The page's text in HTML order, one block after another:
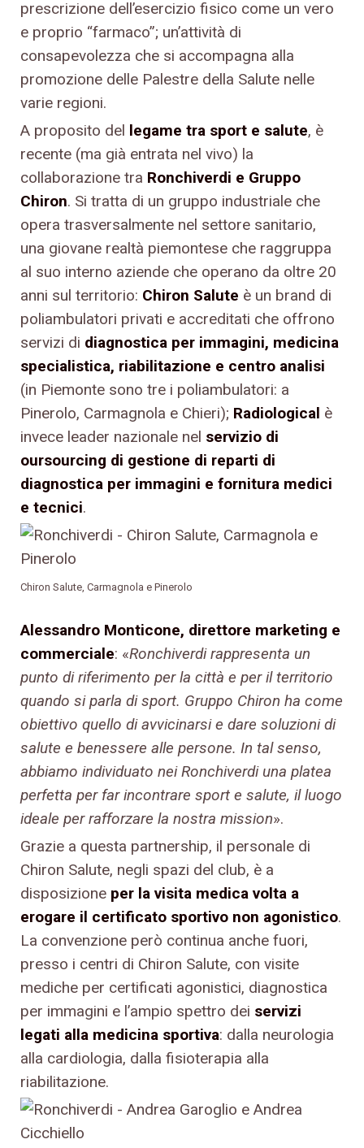
prescrizione dell’esercizio fisico come un vero
e proprio “farmaco”; un’attività di
consapevolezza che si accompagna alla
promozione delle Palestre della Salute nelle
varie regioni.
A proposito del legame tra sport e salute, è
recente (ma già entrata nel vivo) la
collaborazione tra Ronchiverdi e Gruppo
Chiron. Si tratta di un gruppo industriale che
opera trasversalmente nel settore sanitario,
una giovane realtà piemontese che raggruppa
al suo interno aziende che operano da oltre 20
anni sul territorio: Chiron Salute è un brand di
poliambulatori privati e accreditati che offrono
servizi di diagnostica per immagini, medicina
specialistica, riabilitazione e centro analisi
(in Piemonte sono tre i poliambulatori: a
Pinerolo, Carmagnola e Chieri); Radiological è
invece leader nazionale nel servizio di
oursourcing di gestione di reparti di
diagnostica per immagini e fornitura medici
e tecnici.
Chiron Salute, Carmagnola e Pinerolo
Alessandro Monticone, direttore marketing e
commerciale: «Ronchiverdi rappresenta un
punto di riferimento per la città e per il territorio
quando si parla di sport. Gruppo Chiron ha come
obiettivo quello di avvicinarsi e dare soluzioni di
salute e benessere alle persone. In tal senso,
abbiamo individuato nei Ronchiverdi una platea
perfetta per far incontrare sport e salute, il luogo
ideale per rafforzare la nostra mission».
Grazie a questa partnership, il personale di
Chiron Salute, negli spazi del club, è a
disposizione per la visita medica volta a
erogare il certificato sportivo non agonistico.
La convenzione però continua anche fuori,
presso i centri di Chiron Salute, con visite
mediche per certificati agonistici, diagnostica
per immagini e l’ampio spettro dei servizi
legati alla medicina sportiva: dalla neurologia
alla cardiologia, dalla fisioterapia alla
riabilitazione.